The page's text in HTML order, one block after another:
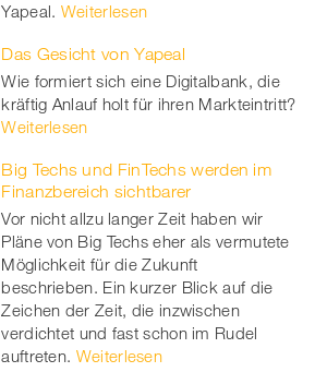
Yapeal. Weiterlesen
Das Gesicht von Yapeal
Wie formiert sich eine Digitalbank, die
kräftig Anlauf holt für ihren Markteintritt?
Weiterlesen
Big Techs und FinTechs werden im
Finanzbereich sichtbarer
Vor nicht allzu langer Zeit haben wir
Pläne von Big Techs eher als vermutete
Möglichkeit für die Zukunft
beschrieben. Ein kurzer Blick auf die
Zeichen der Zeit, die inzwischen
verdichtet und fast schon im Rudel
auftreten. Weiterlesen